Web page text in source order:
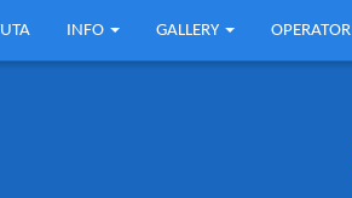
INFO GALLERY OPERATOR